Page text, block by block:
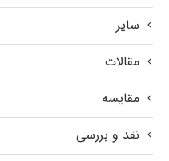
سایر
مقالات
مقایسه
نقد و بررسی